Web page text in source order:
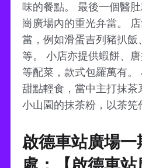
味的餐點。 最後一個醫
崗廣場內的重光弁當。
當，例如滑蛋吉列豬扒飯
等。 小店亦提供蝦餅、
等配菜，款式包羅萬有。
甜點輕食，當中主打抹茶
小山園的抹茶粉，以茶筅
啟德車站廣場